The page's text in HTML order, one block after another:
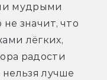
мудрыми
значит, что
лёгких,
радости
нельзя лучше